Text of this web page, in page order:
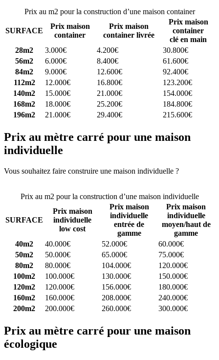
Prix au m2 pour la construction d’une maison container
SURFACE
Prix maison
container
Prix maison
container livrée
Prix maison
container
clé en main
28m2
3.000€ 4.200€
30.800€
56m2
6.000€ 8.400€
61.600€
84m2
9.000€ 12.600€
92.400€
112m2
12.000€ 16.800€
123.200€
140m2
15.000€ 21.000€
154.000€
168m2
18.000€ 25.200€
184.800€
196m2
21.000€ 29.400€ 215.600€
Prix au mètre carré pour une maison
individuelle
Vous souhaitez faire construire une maison individuelle ?
Prix au m2 pour la construction d’une maison individuelle
SURFACE
Prix maison
individuelle
low cost
Prix maison
individuelle
entrée de
gamme
Prix maison
individuelle
moyen/haut de
gamme
40m2
40.000€ 52.000€
60.000€
50m2
50.000€ 65.000€
75.000€
80m2
80.000€ 104.000€
120.000€
100m2
100.000€ 130.000€
150.000€
120m2
120.000€ 156.000€
180.000€
160m2
160.000€ 208.000€
240.000€
200m2
200.000€ 260.000€ 300.000€
Prix au mètre carré pour une maison
écologique